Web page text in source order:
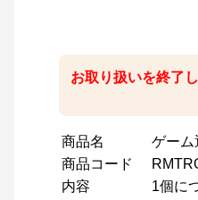
お取り扱いを終了し
商品名
ゲーム
商品コード
内容
1個に